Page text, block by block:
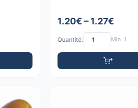
1.20€ – 1.27€
Quantité: Min: 1